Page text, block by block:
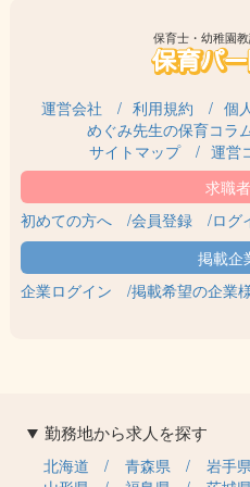
保育士・幼稚園
運営会社 利用規約 個
めぐみ先生の保育コラ
サイトマップ
運営
初めての方へ 会員登録 ログ
企業ログイン 掲載希望の企業
勤務地から求人を探す
北海道 青森県 岩手